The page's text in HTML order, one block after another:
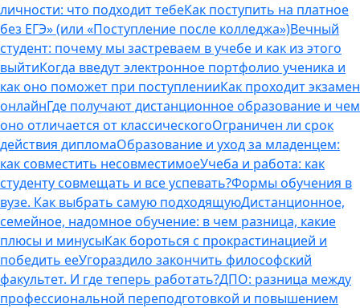
личности: что подходит тебеКак поступить на платное
без ЕГЭ» (или «Поступление после колледжа»)Вечный
студент: почему мы застреваем в учебе и как из этого
выйтиКогда введут электронное портфолио ученика и
как оно поможет при поступленииКак проходит экзамен
онлайнГде получают дистанционное образование и чем
оно отличается от классическогоОграничен ли срок
действия дипломаОбразование и уход за младенцем:
как совместить несовместимоеУчеба и работа: как
студенту совмещать и все успевать?Формы обучения в
вузе. Как выбрать самую подходящуюДистанционное,
семейное, надомное обучение: в чем разница, какие
плюсы и минусыКак бороться с прокрастинацией и
победить ееУгораздило закончить философский
факультет. И где теперь работать?ДПО: разница между
профессиональной переподготовкой и повышением